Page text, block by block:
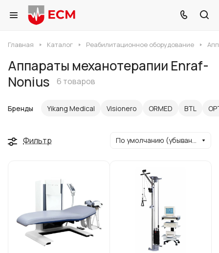
Главная Каталог Реабилитационное оборудование
Аппараты механотерапии Enraf-
Nonius
6 товаров
Бренды Yikang Medical Visionero ORMED BTL
Фильтр По умолчанию (убывание)